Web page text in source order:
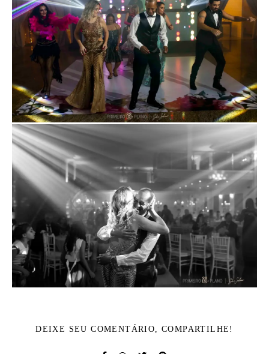
DEIXE SEU COMENTÁRIO, COMPARTILHE!